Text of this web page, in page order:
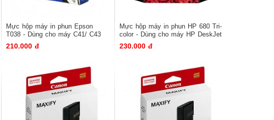
Mực hộp máy in phun Epson
T038 - Dùng cho máy C41/ C43
210.000 đ
Mực hộp máy in phun HP 680 Tri-
color - Dùng cho máy HP DeskJet
Ink Advantage 3635 All-in-One
Printer(F5S44B), HP DeskJet Ink
3835(F5R96B), HP DeskJet Ink
Advantage 4535(F0V64B), HP DJ
1115 (F5S21
230.000 đ